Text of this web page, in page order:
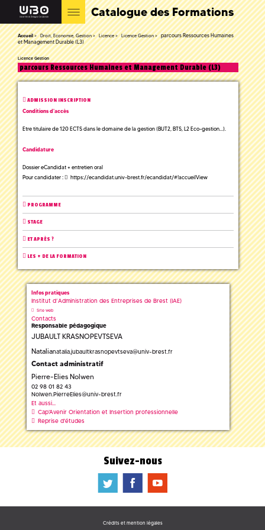
Catalogue des Formations
Accueil Droit, Economie, Gestion Licence Licence Gestion
parcours Ressources Humaines
et Management Durable (L3)
Licence Gestion
parcours Ressources Humaines et Management Durable (L3)
ADMISSION INSCRIPTION
Conditions d'accès
Etre titulaire de 120 ECTS dans le domaine de la gestion (BUT2, BTS, L2 Eco-gestion…).
Candidature
Dossier eCandidat + entretien oral
Pour candidater :
https://ecandidat.univ-brest.fr/ecandidat/#!accueilView
PROGRAMME
STAGE
ET APRÈS ?
LES + DE LA FORMATION
Infos pratiques
Institut d’Administration des Entreprises de Brest (IAE)
Site web
Contacts
Responsable pédagogique
JUBAULT KRASNOPEVTSEVA
Natalianatalia.jubaultkrasnopevtseva@univ-brest.fr
Contact administratif
Pierre-Elies Nolwen
02 98 01 82 43
Nolwen.PierreElies@univ-brest.fr
Et aussi...
Cap'Avenir Orientation et Insertion professionnelle
Reprise d'études
Suivez-nous
a b f
Crédits et mention légales